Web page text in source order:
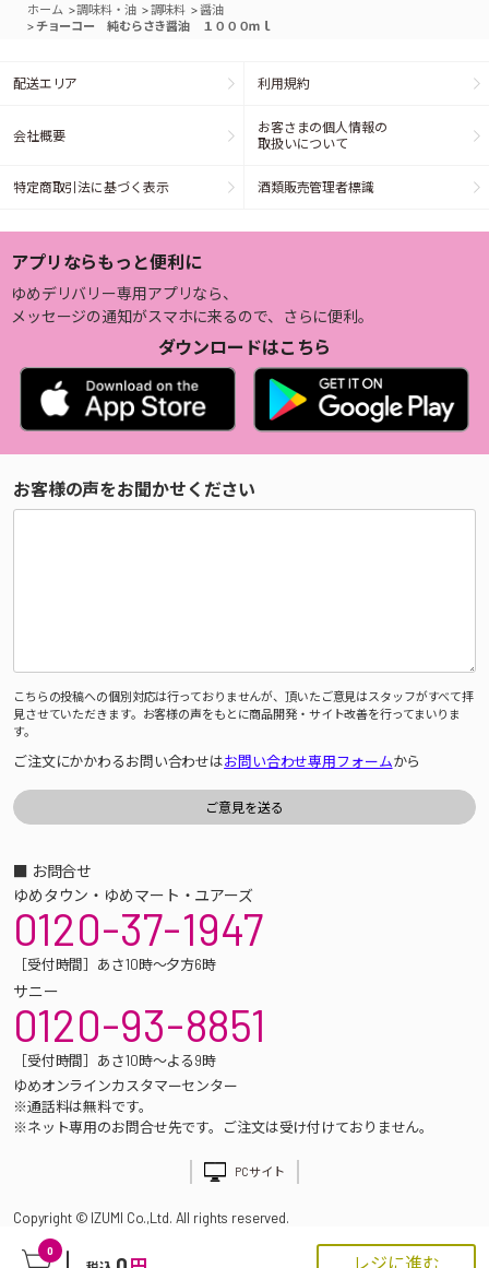
0
レジに進む
ホーム >調味料・油 >調味料 >醤油
>チョーコー 純むらさき醤油 １０００ｍｌ
配送エリア 利用規約
会社概要
お客さまの個人情報の
取扱いについて
特定商取引法に基づく表示 酒類販売管理者標識
アプリならもっと便利に
ゆめデリバリー専用アプリなら、
メッセージの通知がスマホに来るので、さらに便利。
ダウンロードはこちら
お客様の声をお聞かせください
こちらの投稿への個別対応は行っておりませんが、頂いたご意見はスタッフがすべて拝
見させていただきます。お客様の声をもとに商品開発・サイト改善を行ってまいりま
す。
ご注文にかかわるお問い合わせはお問い合わせ専用フォームから
■ お問合せ
ゆめタウン・ゆめマート・ユアーズ
0120-37-1947
［受付時間］あさ10時～夕方6時
サニー
0120-93-8851
［受付時間］あさ10時～よる9時
ゆめオンラインカスタマーセンター
※通話料は無料です。
※ネット専用のお問合せ先です。ご注文は受け付けておりません。
PCサイト
Copyright © IZUMI Co.,Ltd. All rights reserved.